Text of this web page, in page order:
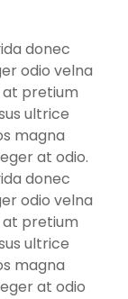
donec
odio velna
pretium
ultrice
magna
at odio.
donec
odio velna
pretium
ultrice
magna
at odio